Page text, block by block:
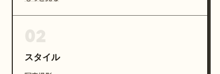
スタイル